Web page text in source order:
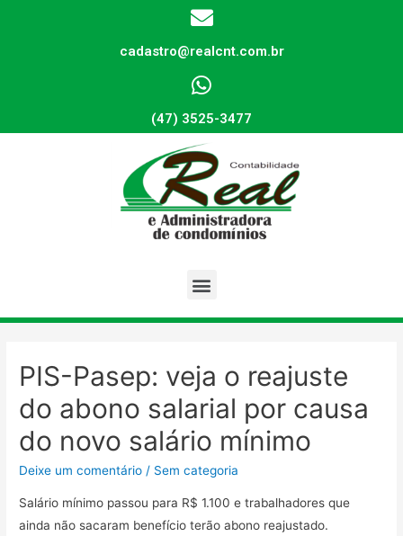
cadastro@realcnt.com.br
(47) 3525-3477
PIS-Pasep: veja o reajuste
do abono salarial por causa
do novo salário mínimo
Deixe um comentário / Sem categoria
Salário mínimo passou para R$ 1.100 e trabalhadores que
ainda não sacaram benefício terão abono reajustado.